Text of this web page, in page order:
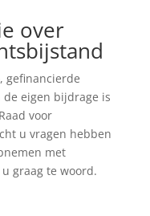
over
gefinancierde
eigen bijdrage is
voor
u vragen hebben
met
graag te woord.